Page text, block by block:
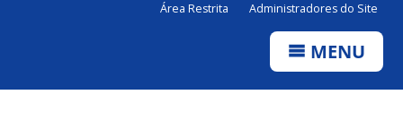
Área Restrita Administradores do Site
MENU